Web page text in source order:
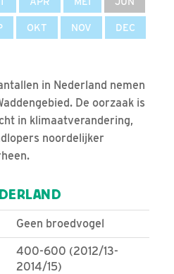
OKT NOV DEC
in Nederland nemen
De oorzaak is
in klimaatverandering,
noordelijker
Geen broedvogel
400-600 (2012/13-
2014/15)